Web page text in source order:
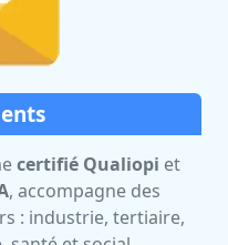
certifié Qualiopi et
, accompagne des
: industrie, tertiaire,